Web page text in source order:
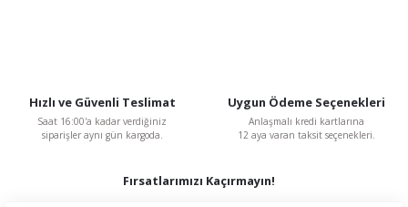
Hızlı ve Güvenli Teslimat
Saat 16:00'a kadar verdiğiniz
siparişler aynı gün kargoda.
Uygun Ödeme Seçenekleri
Anlaşmalı kredi kartlarına
12 aya varan taksit seçenekleri.
Fırsatlarımızı Kaçırmayın!